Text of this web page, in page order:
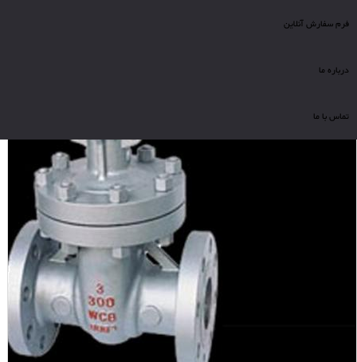
فرم سفارش آنلاین
درباره ما
تماس با ما